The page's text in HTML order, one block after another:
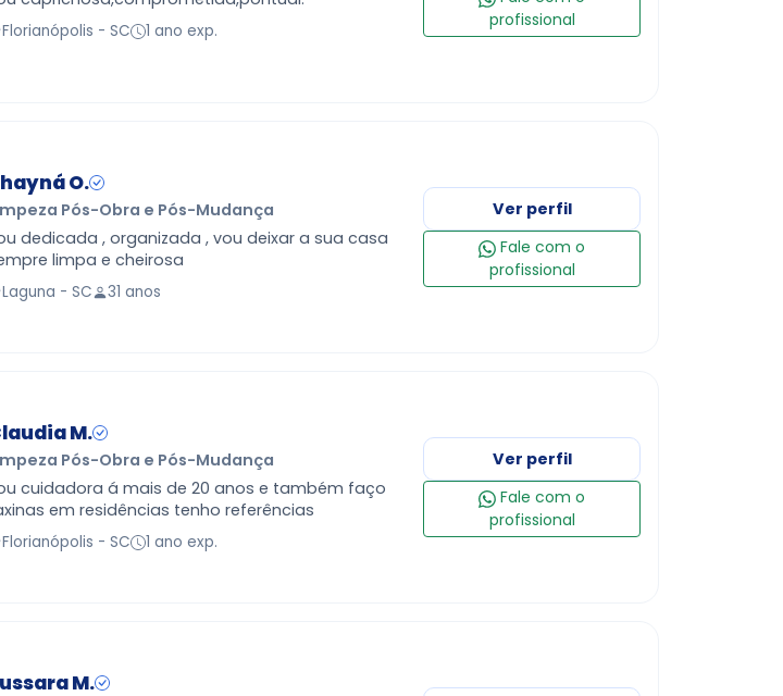
Florianópolis - SC 1 ano exp.
profissional
O.
Pós-Obra e Pós-Mudança
dedicada , organizada , vou deixar a sua casa
limpa e cheirosa
Laguna - SC 31 anos
Ver perfil
Fale com o
profissional
M.
Pós-Obra e Pós-Mudança
cuidadora á mais de 20 anos e também faço
em residências tenho referências
Florianópolis - SC 1 ano exp.
Ver perfil
Fale com o
profissional
M.